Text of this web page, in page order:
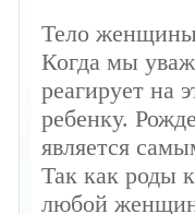
Тело женщины
Когда мы
реагирует на
ребенку.
является
Так как роды
любой